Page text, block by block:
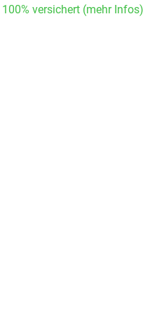
versichert (mehr Infos)